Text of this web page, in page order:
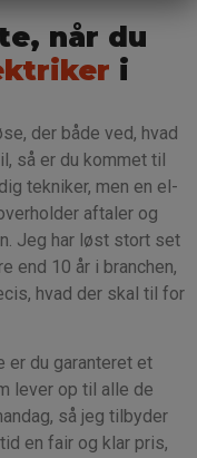
når du
i
der både ved, hvad
så er du kommet til
tekniker, men en el-
aftaler og
Jeg har løst stort set
end 10 år i branchen,
hvad der skal til for
du garanteret et
lever op til alle de
så jeg tilbyder
en fair og klar pris,